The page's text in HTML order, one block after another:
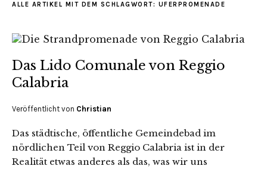
ALLE ARTIKEL MIT DEM SCHLAGWORT: UFERPROMENADE
Das Lido Comunale von Reggio
Calabria
Veröffentlicht von Christian
Das städtische, öffentliche Gemeindebad im
nördlichen Teil von Reggio Calabria ist in der
Realität etwas anderes als das, was wir uns